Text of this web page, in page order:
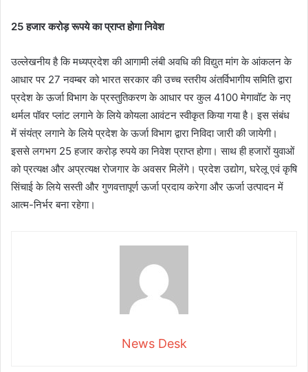
25 हजार करोड़ रूपये का प्राप्त होगा निवेश
उल्लेखनीय है कि मध्यप्रदेश की आगामी लंबी अवधि की विद्युत मांग के आंकलन के
आधार पर 27 नवम्बर को भारत सरकार की उच्च स्तरीय अंतर्विभागीय समिति द्वारा
प्रदेश के ऊर्जा विभाग के प्रस्तुतिकरण के आधार पर कुल 4100 मेगावॉट के नए
थर्मल पॉवर प्लांट लगाने के लिये कोयला आवंटन स्वीकृत किया गया है। इस संबंध
में संयंत्र लगाने के लिये प्रदेश के ऊर्जा विभाग द्वारा निविदा जारी की जायेगी।
इससे लगभग 25 हजार करोड़ रुपये का निवेश प्राप्त होगा। साथ ही हजारों युवाओं
को प्रत्यक्ष और अप्रत्यक्ष रोजगार के अवसर मिलेंगे। प्रदेश उद्योग, घरेलू एवं कृषि
सिंचाई के लिये सस्ती और गुणवत्तापूर्ण ऊर्जा प्रदाय करेगा और ऊर्जा उत्पादन में
आत्म-निर्भर बना रहेगा।
News Desk